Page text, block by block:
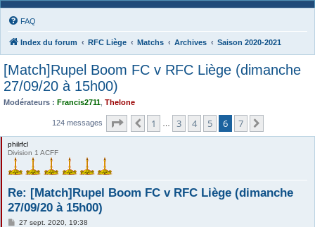
FAQ
Index du forum RFC Liège Matchs Archives Saison 2020-2021
[Match]Rupel Boom FC v RFC Liège (dimanche
27/09/20 à 15h00)
Modérateurs : Francis2711 Thelone
124 messages Page sur
Précédente
1 3 4 5 6 7
philrfcl
Division 1 ACFF
Re: [Match]Rupel Boom FC v RFC Liège (dimanche
27/09/20 à 15h00)
M27 sept. 2020, 19:38